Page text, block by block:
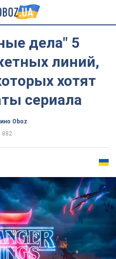
дела" 5
линий,
хотят
сериала
Oboz
882